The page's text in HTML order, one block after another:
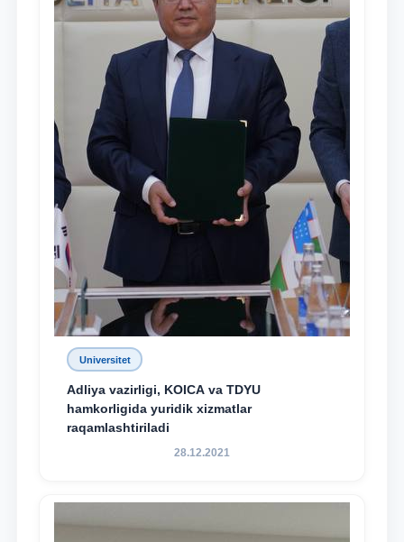
Universitet
Adliya vazirligi, KOICA va TDYU
hamkorligida yuridik xizmatlar
raqamlashtiriladi
28.12.2021